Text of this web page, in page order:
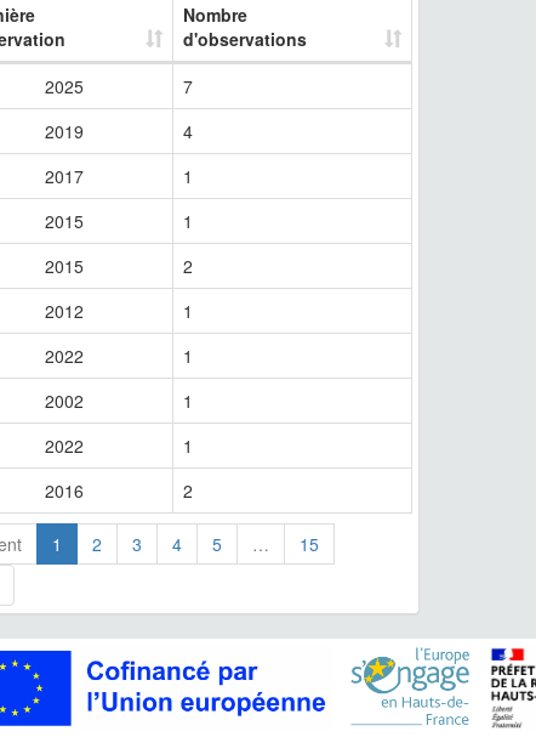
Nombre
d'observations
2025
7
2019
4
2017
1
2015
1
2015
2
2012
1
2022
1
2002
1
2022
1
2016
2
1 2 3 4 5 … 15